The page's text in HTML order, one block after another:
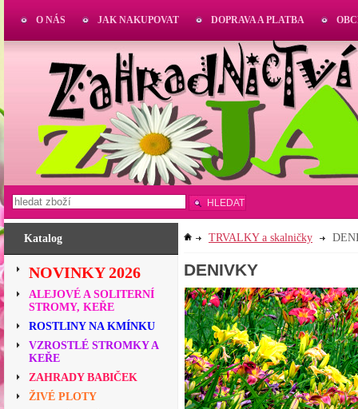
Katalog
NOVINKY 2026
ALEJOVÉ A SOLITERNÍ
STROMY, KEŘE
ROSTLINY NA KMÍNKU
VZROSTLÉ STROMKY A
KEŘE
ZAHRADY BABIČEK
ŽIVÉ PLOTY
TRVALKY a skalničky
DENIVKY
O NÁS JAK NAKUPOVAT DOPRAVA A PLATBA
HLEDAT